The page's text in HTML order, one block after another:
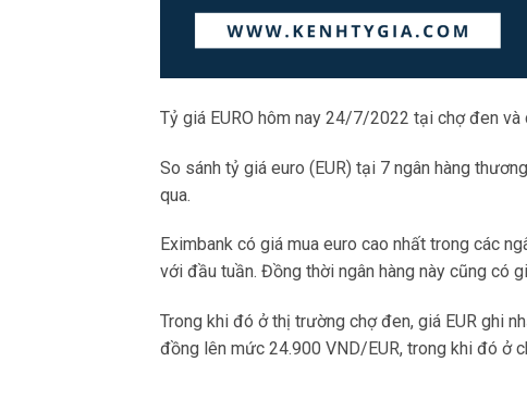
Tỷ giá EURO hôm nay 24/7/2022 tại chợ đen và
So sánh tỷ giá euro (EUR) tại 7 ngân hàng
qua.
Eximbank có giá mua euro cao nhất trong các
với đầu tuần. Đồng thời ngân hàng này cũng có
Trong khi đó ở thị trường chợ đen, giá EUR ghi
đồng lên mức 24.900 VND/EUR, trong khi đó ở